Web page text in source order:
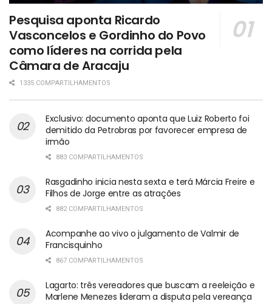
Pesquisa aponta Ricardo
Vasconcelos e Gordinho do Povo
como líderes na corrida pela
Câmara de Aracaju
1335 COMPARTILHAMENTOS
Exclusivo: documento aponta que Luiz Roberto foi
demitido da Petrobras por favorecer empresa de
irmão
883 COMPARTILHAMENTOS
Rasgadinho inicia nesta sexta e terá Márcia Freire e
Filhos de Jorge entre as atrações
882 COMPARTILHAMENTOS
Acompanhe ao vivo o julgamento de Valmir de
Francisquinho
867 COMPARTILHAMENTOS
Lagarto: três vereadores que buscam a reeleição e
Marlene Menezes lideram a disputa pela vereança